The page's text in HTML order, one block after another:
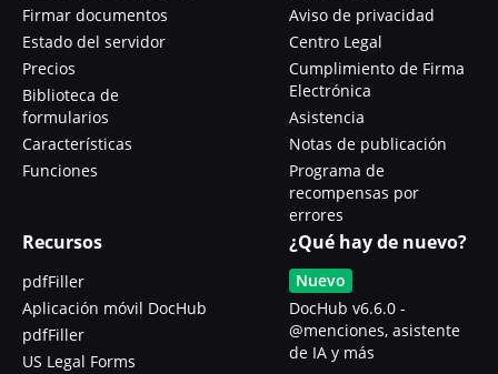
Firmar documentos
Estado del servidor
Precios
Biblioteca de
formularios
Características
Funciones
Aviso de privacidad
Centro Legal
Cumplimiento de Firma
Electrónica
Asistencia
Notas de publicación
Programa de
recompensas por
errores
Recursos
pdfFiller
Aplicación móvil DocHub
pdfFiller
US Legal Forms
¿Qué hay de nuevo?
Nuevo
DocHub v6.6.0 -
@menciones, asistente
de IA y más